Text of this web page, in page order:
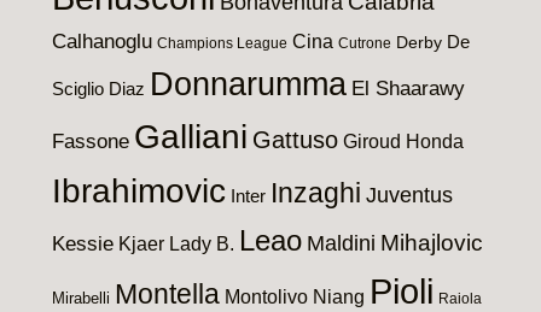
Calhanoglu Champions League Cina Cutrone Derby De
Sciglio Diaz Donnarumma El Shaarawy
Fassone Galliani Gattuso Giroud Honda
Ibrahimovic Inter Inzaghi Juventus
Kessie Kjaer Lady B. Leao Maldini Mihajlovic
Mirabelli Montella Montolivo Niang Pioli Raiola